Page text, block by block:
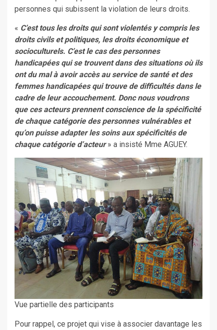
personnes qui subissent la violation de leurs droits.
« C’est tous les droits qui sont violentés y compris les
droits civils et politiques, les droits économique et
socioculturels. C’est le cas des personnes
handicapées qui se trouvent dans des situations où ils
ont du mal à avoir accès au service de santé et des
femmes handicapées qui trouve de difficultés dans le
cadre de leur accouchement. Donc nous voudrons
que ces acteurs prennent conscience de la spécificité
de chaque catégorie des personnes vulnérables et
qu’on puisse adapter les soins aux spécificités de
chaque catégorie d’acteur» a insisté Mme AGUEY.
Vue partielle des participants
Pour rappel, ce projet qui vise à associer davantage les